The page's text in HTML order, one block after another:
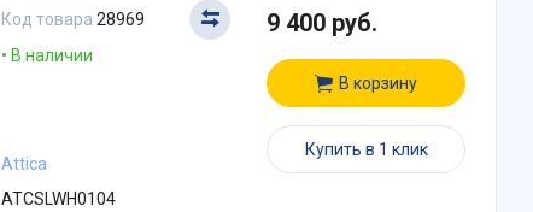
Код товара 28969
В наличии
Attica
ATCSLWH0104
9 400 руб.
В корзину
Купить в 1 клик